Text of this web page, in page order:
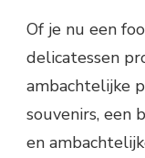
Of je nu een
delicatessen
ambachtelijke
souvenirs, een
en